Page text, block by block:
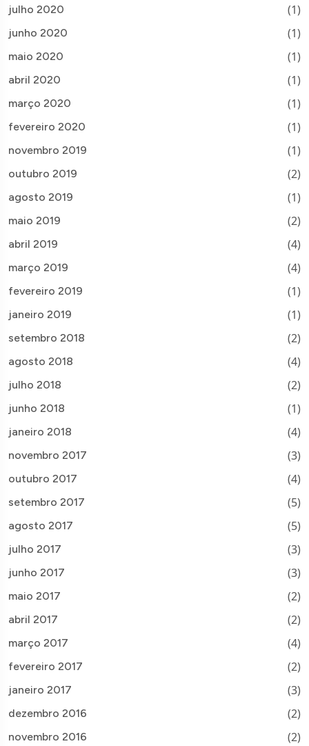
julho 2020 (1)
junho 2020 (1)
maio 2020 (1)
abril 2020 (1)
março 2020 (1)
fevereiro 2020 (1)
novembro 2019 (1)
outubro 2019 (2)
agosto 2019 (1)
maio 2019 (2)
abril 2019 (4)
março 2019 (4)
fevereiro 2019 (1)
janeiro 2019 (1)
setembro 2018 (2)
agosto 2018 (4)
julho 2018 (2)
junho 2018 (1)
janeiro 2018 (4)
novembro 2017 (3)
outubro 2017 (4)
setembro 2017 (5)
agosto 2017 (5)
julho 2017 (3)
junho 2017 (3)
maio 2017 (2)
abril 2017 (2)
março 2017 (4)
fevereiro 2017 (2)
janeiro 2017 (3)
dezembro 2016 (2)
novembro 2016 (2)